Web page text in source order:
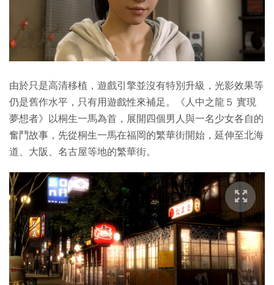
由於只是高清移植，遊戲引擎並沒有特別升級，光影效果等
仍是舊作水平，只有用遊戲性來補足。《人中之龍５ 實現
夢想者》以桐生一馬為首，展開四個男人與一名少女各自的
奮鬥故事，先從桐生一馬在福岡的繁華街開始，延伸至北海
道、大阪、名古屋等地的繁華街。